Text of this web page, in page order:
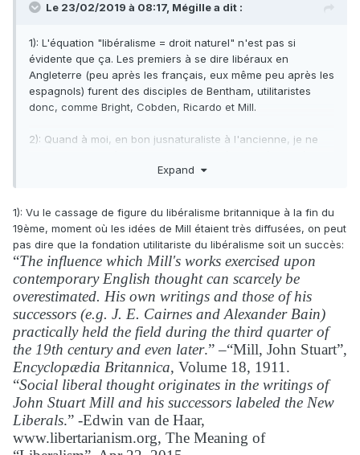
Le 23/02/2019 à 08:17, Mégillea dit :
1): L'équation "libéralisme = droit naturel" n'est pas si
évidente que ça. Les premiers à se dire libéraux en
Angleterre (peu après les français, eux même peu après les
espagnols) furent des disciples de Bentham, utilitaristes
donc, comme Bright, Cobden, Ricardo et Mill.
2): Quand à moi, en bon jusnaturaliste à l'ancienne, je ne
DN. Les droits positifs et les coutumes qui autorisent, par
pluralité d'opinions devrait-elle entraîner la relativité de
l'objet des opinions ? Pourquoi ne pas plutôt dire que
certains (peut-être tous) ont tort ? Je ne vois pas pourquoi
des peuples entiers ne pourraient pas avoir tort, que ce soit
à propos de ce qui est vrai ou à propos de ce qui est juste.
Expand
1): Vu le cassage de figure du libéralisme britannique à la fin du
19ème, moment où les idées de Mill étaient très diffusées, on peut
pas dire que la fondation utilitariste du libéralisme soit un succès:
“The influence which Mill's works exercised upon
contemporary English thought can scarcely be
overestimated. His own writings and those of his
successors (e.g. J. E. Cairnes and Alexander Bain)
practically held the field during the third quarter of
the 19th century and even later.” –“Mill, John Stuart”,
Encyclopædia Britannica, Volume 18, 1911.
“Social liberal thought originates in the writings of
John Stuart Mill and his successors labeled the New
Liberals.” -Edwin van de Haar,
www.libertarianism.org, The Meaning of